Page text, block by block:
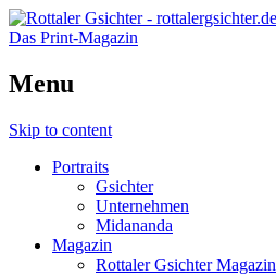
Das Print-Magazin
Menu
Skip to content
Portraits
Gsichter
Unternehmen
Midananda
Magazin
Rottaler Gsichter Magazin